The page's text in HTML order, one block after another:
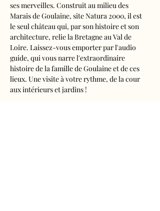
ses merveilles. Construit au milieu des
Marais de Goulaine, site Natura 2000, il est
le seul château qui, par son histoire et son
architecture, relie la Bretagne au Val de
Loire. Laissez-vous emporter par l'audio
guide, qui vous narre l'extraordinaire
histoire de la famille de Goulaine et de ces
lieux. Une visite à votre rythme, de la cour
aux intérieurs et jardins !